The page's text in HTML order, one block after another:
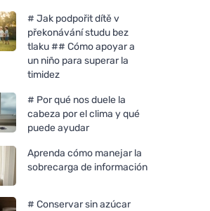
# Jak podpořit dítě v
překonávání studu bez
tlaku ## Cómo apoyar a
un niño para superar la
timidez
# Por qué nos duele la
cabeza por el clima y qué
puede ayudar
Aprenda cómo manejar la
sobrecarga de información
# Conservar sin azúcar